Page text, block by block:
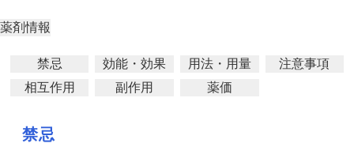
薬剤情報
禁忌 効能・効果 用法・用量
注意事項
相互作用
副作用 薬価
禁忌